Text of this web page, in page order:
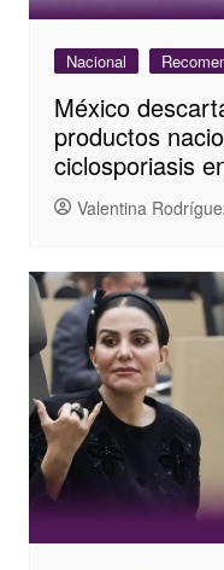
Nacional
México
productos
ciclosporiasis
Valentina